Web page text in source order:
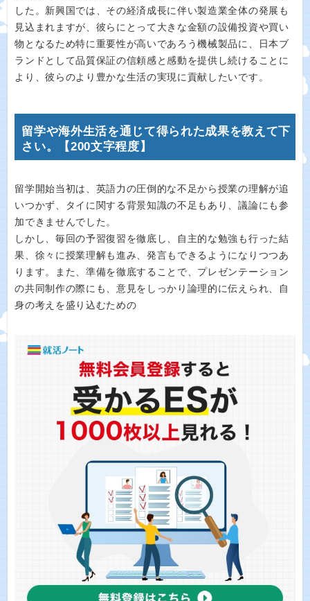
した。新興国では、その経済成長に伴い製造業全体の発展も
見込まれますが、彼らにとって大きな金額の設備投資や買い
物となるため特に重要性が高いであろう機械製品に、日本ブ
ランドとして品質保証の信頼感と感動を提供し続けることに
より、彼らのより豊かな生活の実現に貢献したいです。
留学や海外生活を通じて得られた成果を教えて下
さい。【200文字程度】
留学開始当初は、英語力の圧倒的な不足から授業の理解が追
いつかず、タイに関する背景知識の不足もあり、議論にも参
加できませんでした。
しかし、毎回の予習復習を徹底し、自主的な勉強も行った結
果、徐々に授業理解も進み、発言もできるようになりつつあ
ります。また、準備を徹底することで、プレゼンテーション
の共同制作の際にも、意見をしっかり論理的に伝えられ、自
身の考えを盛り込むための